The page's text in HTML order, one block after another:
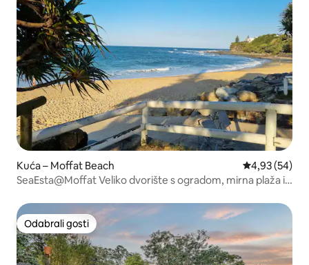
Kuća – Moffat Beach Prosječna
4,93 (54)
SeaEsta@Moffat Veliko dvorište s ogradom, mirna plaža i
Odabrali gosti
Odabrali gosti